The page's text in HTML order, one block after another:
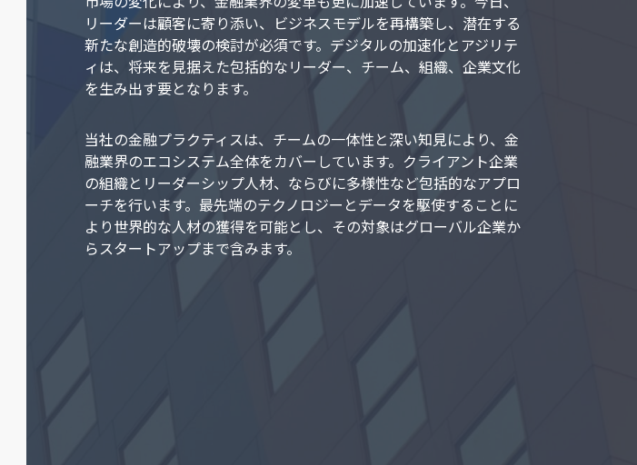
リーダーは顧客に寄り添い、ビジネスモデルを再構築し、潜在する
新たな創造的破壊の検討が必須です。デジタルの加速化とアジリテ
ィは、将来を見据えた包括的なリーダー、チーム、組織、企業文化
を生み出す要となります。
当社の金融プラクティスは、チームの一体性と深い知見により、金
融業界のエコシステム全体をカバーしています。クライアント企業
の組織とリーダーシップ人材、ならびに多様性など包括的なアプロ
ーチを行います。最先端のテクノロジーとデータを駆使することに
より世界的な人材の獲得を可能とし、その対象はグローバル企業か
らスタートアップまで含みます。